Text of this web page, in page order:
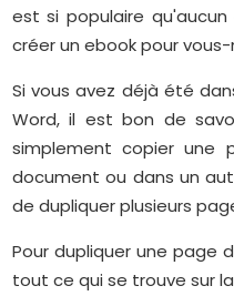
est si populaire
créer un ebook pour
Si vous avez déjà été
Word, il est bon de
simplement copier une
document ou dans un
de dupliquer plusieurs
Pour dupliquer une page
tout ce qui se trouve sur